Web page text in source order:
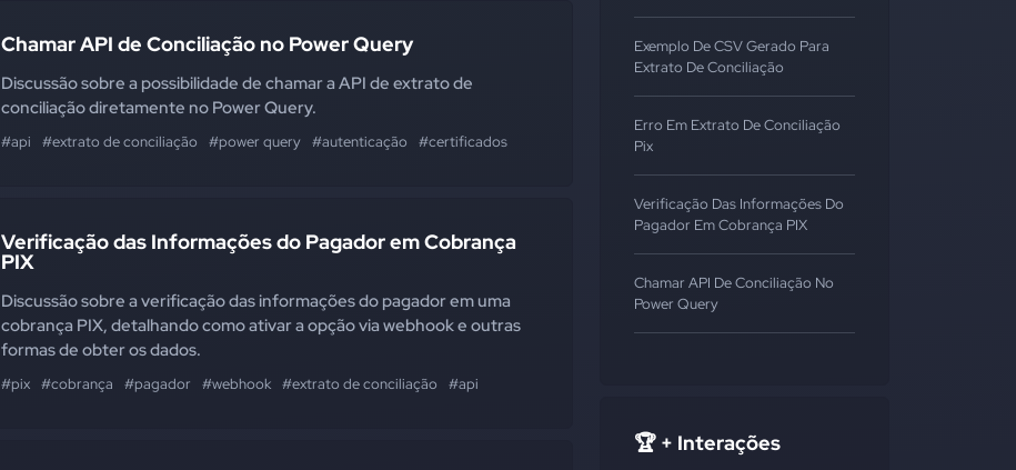
Chamar API de Conciliação no Power Query
Discussão sobre a possibilidade de chamar a API de extrato de
conciliação diretamente no Power Query.
#api #extrato de conciliação #power query #autenticação #certificados
Verificação das Informações do Pagador em Cobrança
PIX
Discussão sobre a verificação das informações do pagador em uma
cobrança PIX, detalhando como ativar a opção via webhook e outras
formas de obter os dados.
#pix #cobrança #pagador #webhook #extrato de conciliação #api
Exemplo De CSV Gerado Para
Extrato De Conciliação
Erro Em Extrato De Conciliação
Pix
Verificação Das Informações Do
Pagador Em Cobrança PIX
Chamar API De Conciliação No
Power Query
🏆 + Interações